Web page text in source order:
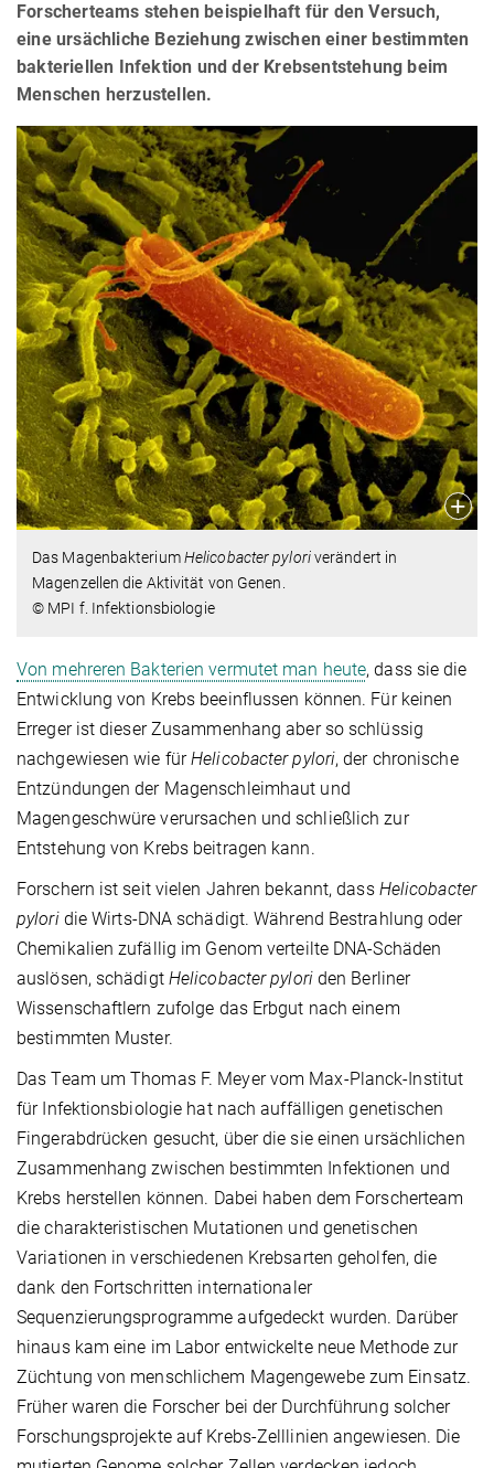
Forscherteams stehen beispielhaft für den Versuch,
eine ursächliche Beziehung zwischen einer bestimmten
bakteriellen Infektion und der Krebsentstehung beim
Menschen herzustellen.
Das MagenbakteriumHelicobacter pyloriverändert in
Magenzellen die Aktivität von Genen.
© MPI f. Infektionsbiologie
Von mehreren Bakterien vermutet man heute, dass sie die
Entwicklung von Krebs beeinflussen können. Für keinen
Erreger ist dieser Zusammenhang aber so schlüssig
nachgewiesen wie fürHelicobacter pylori, der chronische
Entzündungen der Magenschleimhaut und
Magengeschwüre verursachen und schließlich zur
Entstehung von Krebs beitragen kann.
Forschern ist seit vielen Jahren bekannt, dass Helicobacter
pyloridie Wirts-DNA schädigt. Während Bestrahlung oder
Chemikalien zufällig im Genom verteilte DNA-Schäden
auslösen, schädigt Helicobacter pyloriden Berliner
Wissenschaftlern zufolge das Erbgut nach einem
bestimmten Muster.
Das Team um Thomas F. Meyer vom Max-Planck-Institut
für Infektionsbiologie hat nach auffälligen genetischen
Fingerabdrücken gesucht, über die sie einen ursächlichen
Zusammenhang zwischen bestimmten Infektionen und
Krebs herstellen können. Dabei haben dem Forscherteam
die charakteristischen Mutationen und genetischen
Variationen in verschiedenen Krebsarten geholfen, die
dank den Fortschritten internationaler
Sequenzierungsprogramme aufgedeckt wurden. Darüber
hinaus kam eine im Labor entwickelte neue Methode zur
Züchtung von menschlichem Magengewebe zum Einsatz.
Früher waren die Forscher bei der Durchführung solcher
Forschungsprojekte auf Krebs-Zelllinien angewiesen. Die